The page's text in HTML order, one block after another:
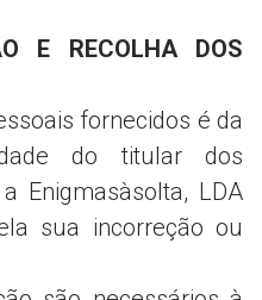
E RECOLHA DOS
fornecidos é da
do titular dos
Enigmasàsolta, LDA
sua incorreção ou